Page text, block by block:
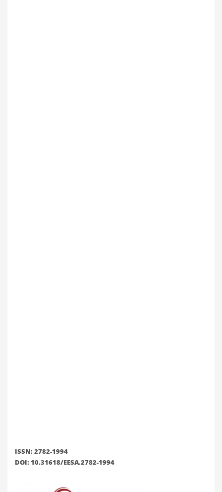
ISSN: 2782-1994
DOI: 10.31618/EESA.2782-1994